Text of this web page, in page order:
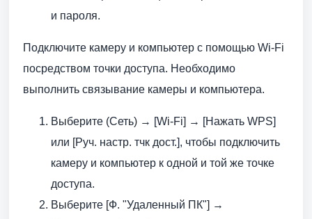
и пароля.
Подключите камеру и компьютер с помощью Wi-Fi
посредством точки доступа. Необходимо
выполнить связывание камеры и компьютера.
Выберите (Сеть) → [Wi-Fi] → [Нажать WPS]
или [Руч. настр. тчк дост.], чтобы подключить
камеру и компьютер к одной и той же точке
доступа.
Выберите [Ф. "Удаленный ПК"] →